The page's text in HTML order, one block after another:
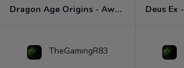
Dragon Age Origins - Awakening Xbox 360
TheGamingR83